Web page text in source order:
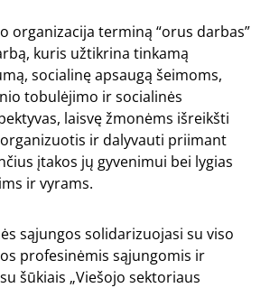
organizacija terminą “orus darbas”
kuris užtikrina tinkamą
socialinę apsaugą šeimoms,
tobulėjimo ir socialinės
laisvę žmonėms išreikšti
ir dalyvauti priimant
įtakos jų gyvenimui bei lygias
ir vyrams.
sąjungos solidarizuojasi su viso
profesinėmis sąjungomis ir
šūkiais „Viešojo sektoriaus